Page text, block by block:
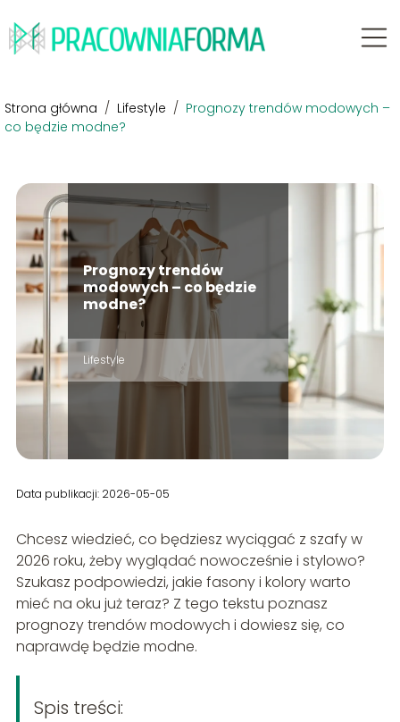
Strona główna / Lifestyle / Prognozy trendów modowych –
co będzie modne?
Prognozy trendów
modowych – co będzie
modne?
Lifestyle
Data publikacji: 2026-05-05
Chcesz wiedzieć, co będziesz wyciągać z szafy w
2026 roku, żeby wyglądać nowocześnie i stylowo?
Szukasz podpowiedzi, jakie fasony i kolory warto
mieć na oku już teraz? Z tego tekstu poznasz
prognozy trendów modowych i dowiesz się, co
naprawdę będzie modne.
Spis treści: